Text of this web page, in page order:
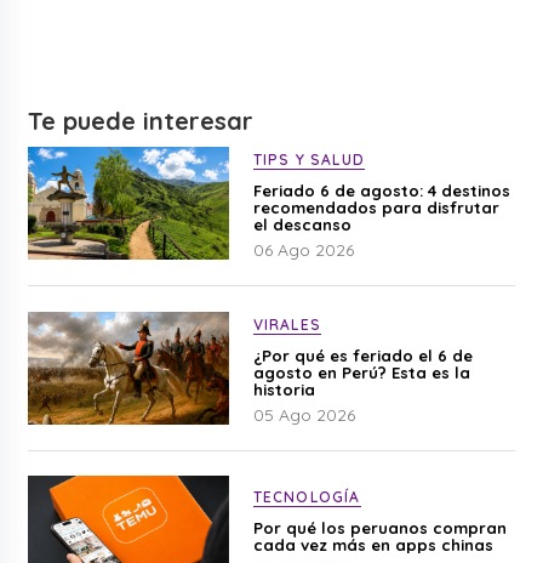
Te puede interesar
TIPS Y SALUD
Feriado 6 de agosto: 4 destinos
recomendados para disfrutar
el descanso
06 Ago 2026
VIRALES
¿Por qué es feriado el 6 de
agosto en Perú? Esta es la
historia
05 Ago 2026
TECNOLOGÍA
Por qué los peruanos compran
cada vez más en apps chinas